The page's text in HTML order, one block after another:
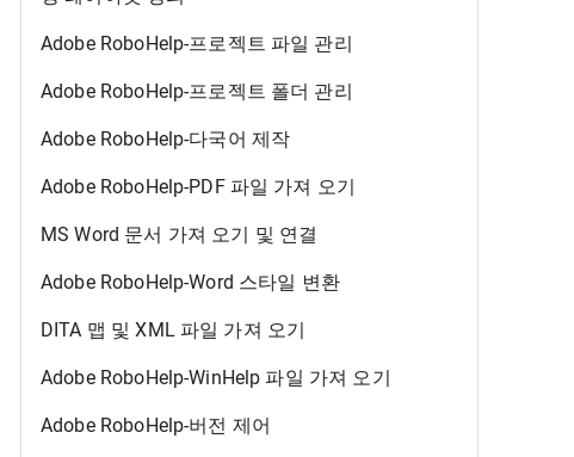
Adobe RoboHelp-프로젝트 파일 관리
Adobe RoboHelp-프로젝트 폴더 관리
Adobe RoboHelp-다국어 제작
Adobe RoboHelp-PDF 파일 가져 오기
MS Word 문서 가져 오기 및 연결
Adobe RoboHelp-Word 스타일 변환
DITA 맵 및 XML 파일 가져 오기
Adobe RoboHelp-WinHelp 파일 가져 오기
Adobe RoboHelp-버전 제어